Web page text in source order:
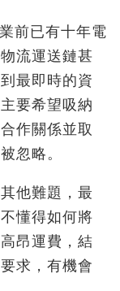
前已有十年電
流運送鏈甚
最即時的資
要希望吸納
作關係並取
忽略。
他難題，最
懂得如何將
昂運費，結
求，有機會